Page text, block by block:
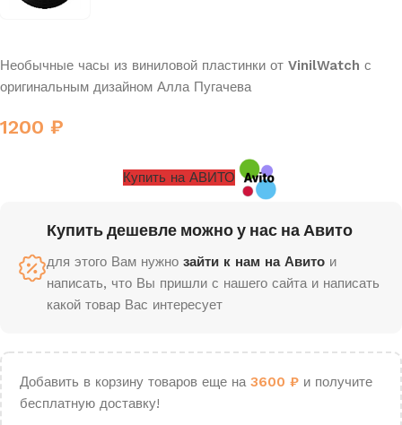
Необычные часы из виниловой пластинки от VinilWatch с
оригинальным дизайном Алла Пугачева
1200 ₽
Купить на АВИТО
Купить дешевле можно у нас на Авито
для этого Вам нужно зайти к нам на Авито и
написать, что Вы пришли с нашего сайта и написать
какой товар Вас интересует
Добавить в корзину товаров еще на 3600 ₽ и получите
бесплатную доставку!